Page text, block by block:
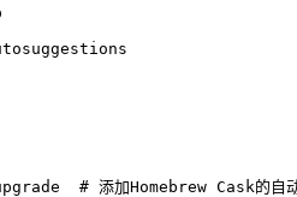
# 添加Homebrew Cask的自